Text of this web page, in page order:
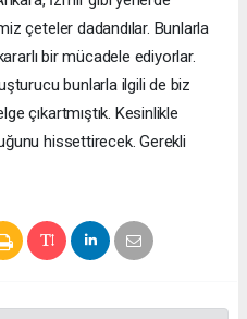
çeteler dadandılar. Bunlarla
bir mücadele ediyorlar.
bunlarla ilgili de biz
çıkartmıştık. Kesinlikle
hissettirecek. Gerekli